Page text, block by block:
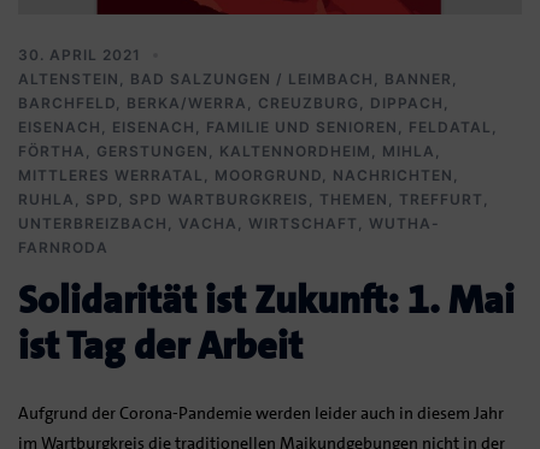
30. APRIL 2021
ALTENSTEIN
BAD SALZUNGEN / LEIMBACH BANNER
BARCHFELD
BERKA/WERRA CREUZBURG DIPPACH
EISENACH
EISENACH FAMILIE UND SENIOREN FELDATAL
FÖRTHA
GERSTUNGEN KALTENNORDHEIM MIHLA
MITTLERES WERRATAL
MOORGRUND NACHRICHTEN
RUHLA
SPD SPD WARTBURGKREIS THEMEN TREFFURT
UNTERBREIZBACH
VACHA WIRTSCHAFT
WUTHA-
FARNRODA
Solidarität ist Zukunft: 1. Mai
ist Tag der Arbeit
Aufgrund der Corona-Pandemie werden leider auch in diesem Jahr
im Wartburgkreis die traditionellen Maikundgebungen nicht in der